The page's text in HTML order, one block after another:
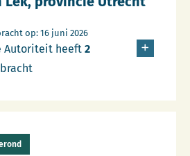
op: 16 juni 2026
Autoriteit heeft 2